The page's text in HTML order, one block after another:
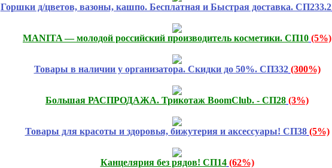
Горшки д/цветов, вазоны, кашпо. Бесплатная и Быстрая доставка. СП233.2
MANITA — молодой российский производитель косметики. СП10 (5%)
Товары в наличии у организатора. Скидки до 50%. СП332 (300%)
Большая РАСПРОДАЖА. Трикотаж BoomClub. - СП28 (3%)
Товары для красоты и здоровья, бижутерия и аксессуары! СП38 (5%)
Канцелярия без рядов! СП14 (62%)